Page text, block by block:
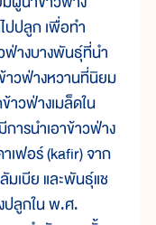
ปปลูก เพื่อทำ
ฟ่างบางพันธุ์ที่นำ
ข้าวฟ่างหวานที่นิยม
วฟ่างเมล็ดใน
ารนำเอาข้าวฟ่าง
ฟอร์ (kafir) จาก
มเบีย และพันธุ์แช
ปลูกใน พ.ศ.